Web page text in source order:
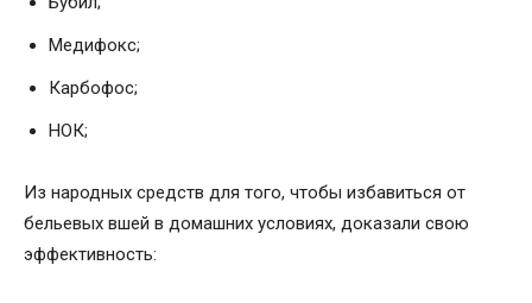
Медифокс;
Карбофос;
НОК;
Из народных средств для того, чтобы избавиться от
бельевых вшей в домашних условиях, доказали свою
эффективность: